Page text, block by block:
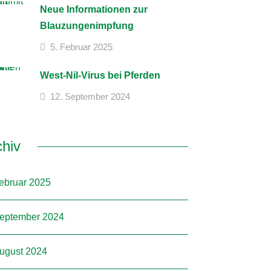
Neue Informationen zur
Blauzungenimpfung
5. Februar 2025
West-Nil-Virus bei Pferden
12. September 2024
2025
2024
2024